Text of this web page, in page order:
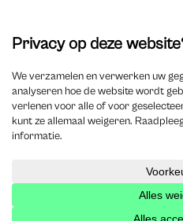
Aperçu des auteurs
Devenir auteur ?
2023 Jubel – Webdesign by
Clause de non